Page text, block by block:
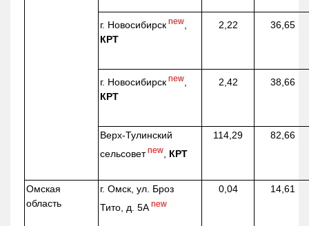
г. Новосибирск new
КРТ
2,22 36,65
г. Новосибирск new
КРТ
2,42 38,66
Верх-Тулинский
сельсовет new КРТ
114,29 82,66
Омская
область
г. Омск, ул. Броз
Тито, д. 5А new
0,04 14,61